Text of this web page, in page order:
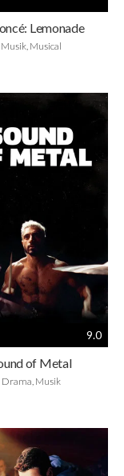
Lemonade
Musik, Musical
9.0
of Metal
Drama, Musik